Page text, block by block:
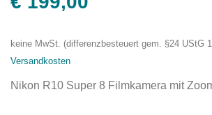
keine MwSt. (differenzbesteuert gem. §24 UStG
Versandkosten
Nikon R10 Super 8 Filmkamera mit